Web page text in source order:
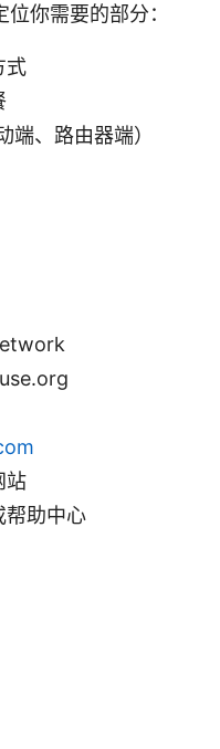
你需要的部分：
式
、路由器端）
站
帮助中心